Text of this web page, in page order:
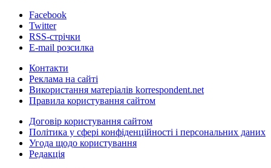
Facebook
Twitter
RSS-стрічки
E-mail розсилка
Контакти
Реклама на сайті
Використання матеріалів korrespondent.net
Правила користування сайтом
Договір користування сайтом
Політика у сфері конфіденційності і персональних даних
Угода щодо користування
Редакція